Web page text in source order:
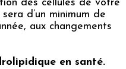
des cellules de votre
d’un minimum de
aux changements
en santé.